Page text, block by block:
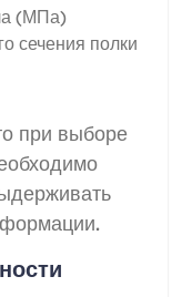
(МПа)
сечения полки
при выборе